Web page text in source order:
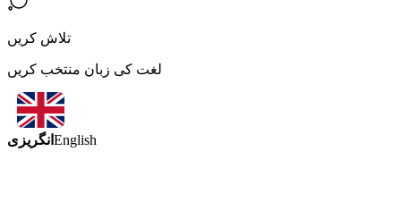
تلاش کریں
لغت کی زبان منتخب کریں
انگریزی English